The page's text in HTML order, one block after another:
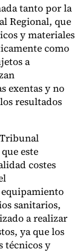
tanto por la
Regional, que
y materiales
como
a
exentas y no
resultados
este
costes
sanitarios,
a realizar
ya que los
técnicos y